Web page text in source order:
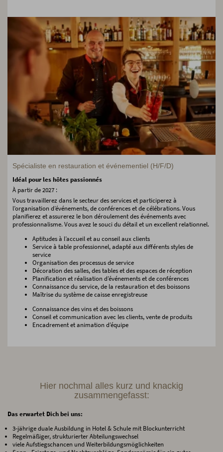
Spécialiste en restauration et événementiel (H/F/D)
Idéal pour les hôtes passionnés
À partir de 2027 :
Vous travaillerez dans le secteur des services et participerez à
l’organisation d’événements, de conférences et de célébrations. Vous
planifierez et assurerez le bon déroulement des événements avec
professionnalisme. Vous avez le souci du détail et un excellent relationnel.
Aptitudes à l’accueil et au conseil aux clients
Service à table professionnel, adapté aux différents styles de
service
Organisation des processus de service
Décoration des salles, des tables et des espaces de réception
Planification et réalisation d’événements et de conférences
Connaissance du service, de la restauration et des boissons
Maîtrise du système de caisse enregistreuse
Connaissance des vins et des boissons
Conseil et communication avec les clients, vente de produits
Encadrement et animation d’équipe
Hier nochmal alles kurz und knackig
zusammengefasst:
Das erwartet Dich bei uns:
3-jährige duale Ausbildung in Hotel & Schule mit Blockunterricht
Regelmäßiger, strukturierter Abteilungswechsel
viele Aufstiegschancen und Weiterbildungsmöglichkeiten